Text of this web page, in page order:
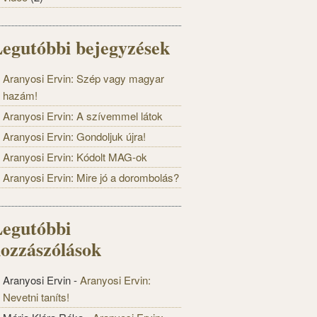
bejegyzések
Aranyosi Ervin: Szép vagy magyar
hazám!
Aranyosi Ervin: A szívemmel látok
Aranyosi Ervin: Gondoljuk újra!
Aranyosi Ervin: Kódolt MAG-ok
Aranyosi Ervin: Mire jó a dorombolás?
Aranyosi Ervin-Aranyosi Ervin:
Nevetni taníts!